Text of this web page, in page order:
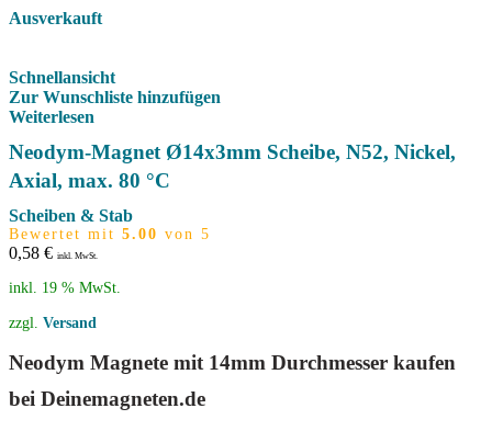
Ausverkauft
Schnellansicht
Zur Wunschliste hinzufügen
Weiterlesen
Neodym-Magnet Ø14x3mm Scheibe, N52, Nickel,
Axial, max. 80 °C
Scheiben & Stab
Bewertet mit 5.00 von 5
0,58 € inkl. MwSt.
inkl. 19 % MwSt.
zzgl. Versand
Neodym Magnete mit 14mm Durchmesser kaufen
bei Deinemagneten.de